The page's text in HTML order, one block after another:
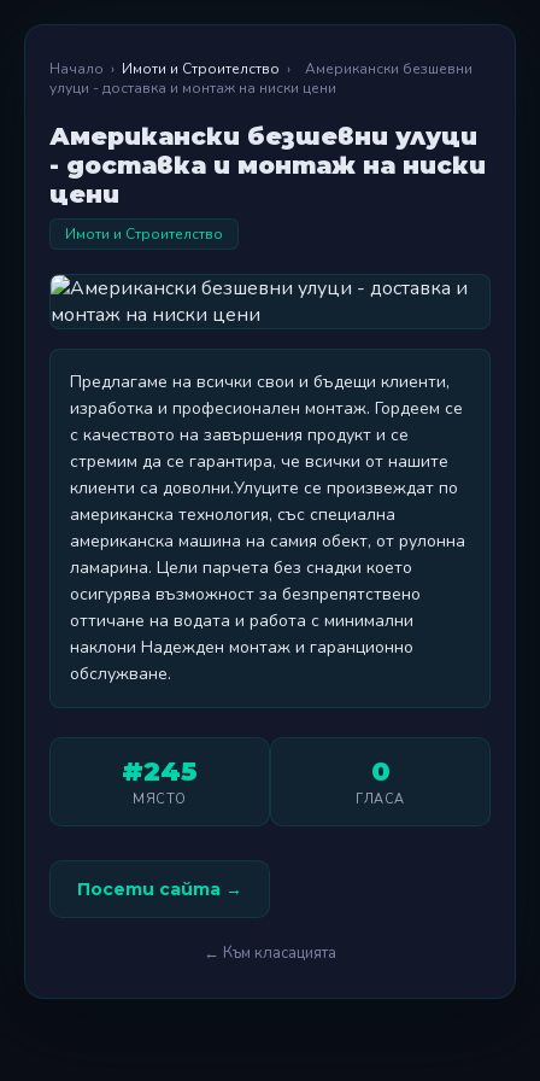
Начало › Имоти и Строителство ›
Американски безшевни
улуци - доставка и монтаж на ниски цени
Американски безшевни улуци
- доставка и монтаж на ниски
цени
Имоти и Строителство
Предлагаме на всички свои и бъдещи клиенти,
изработка и професионален монтаж. Гордеем се
с качеството на завършения продукт и се
стремим да се гарантира, че всички от нашите
клиенти са доволни.Улуците се произвеждат по
американска технология, със специална
американска машина на самия обект, от рулонна
ламарина. Цели парчета без снадки което
осигурява възможност за безпрепятствено
оттичане на водата и работа с минимални
наклони Надежден монтаж и гаранционно
обслужване.
#245
МЯСТО
0
ГЛАСА
Посети сайта →
← Към класацията